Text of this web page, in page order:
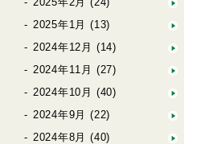
2025年1月 (13)
2024年12月 (14)
2024年11月 (27)
2024年10月 (40)
2024年9月 (22)
2024年8月 (40)